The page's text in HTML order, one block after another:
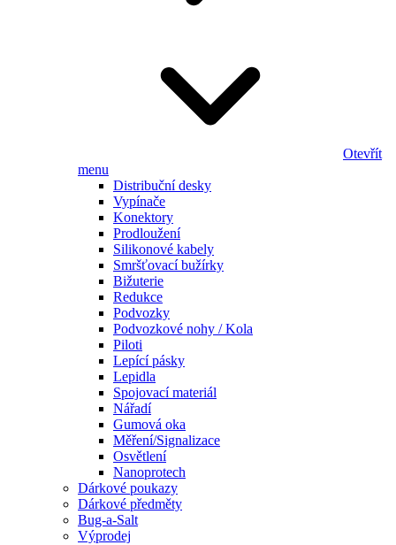
Otevřít
menu
Distribuční desky
Vypínače
Konektory
Prodloužení
Silikonové kabely
Smršťovací bužírky
Bižuterie
Redukce
Podvozky
Podvozkové nohy / Kola
Piloti
Lepící pásky
Lepidla
Spojovací materiál
Nářadí
Gumová oka
Měření/Signalizace
Osvětlení
Nanoprotech
Dárkové poukazy
Dárkové předměty
Bug-a-Salt
Výprodej